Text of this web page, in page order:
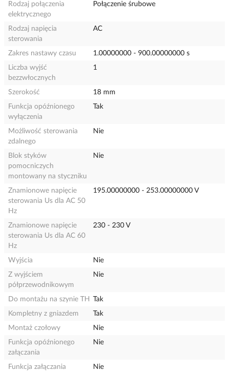
Rodzaj połączenia
elektrycznego
Połączenie śrubowe
Rodzaj napięcia
sterowania
AC
Zakres nastawy czasu
1.00000000 - 900.00000000 s
Liczba wyjść
bezzwłocznych
1
Szerokość
18 mm
Funkcja opóźnionego
wyłączenia
Tak
Możliwość sterowania
zdalnego
Nie
Blok styków
pomocniczych
montowany na styczniku
Nie
Znamionowe napięcie
sterowania Us dla AC 50
Hz
195.00000000 - 253.00000000 V
Znamionowe napięcie
sterowania Us dla AC 60
Hz
230 - 230 V
Wyjścia
Nie
Z wyjściem
półprzewodnikowym
Nie
Do montażu na szynie TH
Tak
Kompletny z gniazdem
Tak
Montaż czołowy
Nie
Funkcja opóźnionego
załączania
Nie
Funkcja załączania Nie